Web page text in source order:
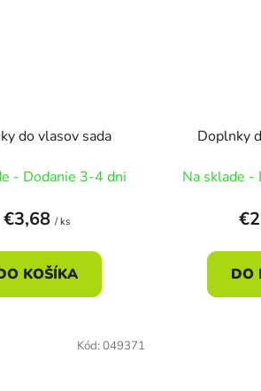
do vlasov sada
- Dodanie 3-4 dni
€3,68/ ks
KOŠÍKA
Doplnky
Na sklade -
DO
Kód: 049371